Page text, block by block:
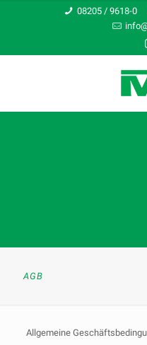
08205 / 9618-0
AGB
Allgemeine